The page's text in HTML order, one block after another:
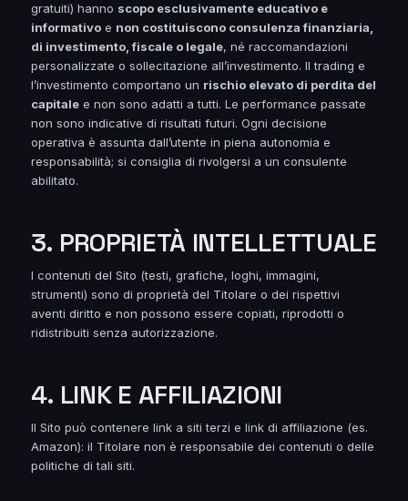
gratuiti) hanno scopo esclusivamente educativo e
informativoe non costituiscono consulenza finanziaria,
di investimento, fiscale o legale, né raccomandazioni
personalizzate o sollecitazione all’investimento. Il trading e
l’investimento comportano un rischio elevato di perdita del
capitalee non sono adatti a tutti. Le performance passate
non sono indicative di risultati futuri. Ogni decisione
operativa è assunta dall’utente in piena autonomia e
responsabilità; si consiglia di rivolgersi a un consulente
abilitato.
3. PROPRIETÀ INTELLETTUALE
I contenuti del Sito (testi, grafiche, loghi, immagini,
strumenti) sono di proprietà del Titolare o dei rispettivi
aventi diritto e non possono essere copiati, riprodotti o
ridistribuiti senza autorizzazione.
4. LINK E AFFILIAZIONI
Il Sito può contenere link a siti terzi e link di affiliazione (es.
Amazon): il Titolare non è responsabile dei contenuti o delle
politiche di tali siti.